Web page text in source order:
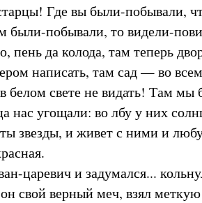
Где вы были-побывали,
побывали, то видели-
пень да колода, там теперь
написать, там сад — во
свете не видать! Там мы
нас угощали: во лбу у них
звезды, и живет с ними и
царевич и задумался...
свой верный меч, взял меткую